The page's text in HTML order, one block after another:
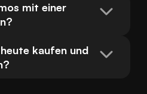
mit einer
kaufen und